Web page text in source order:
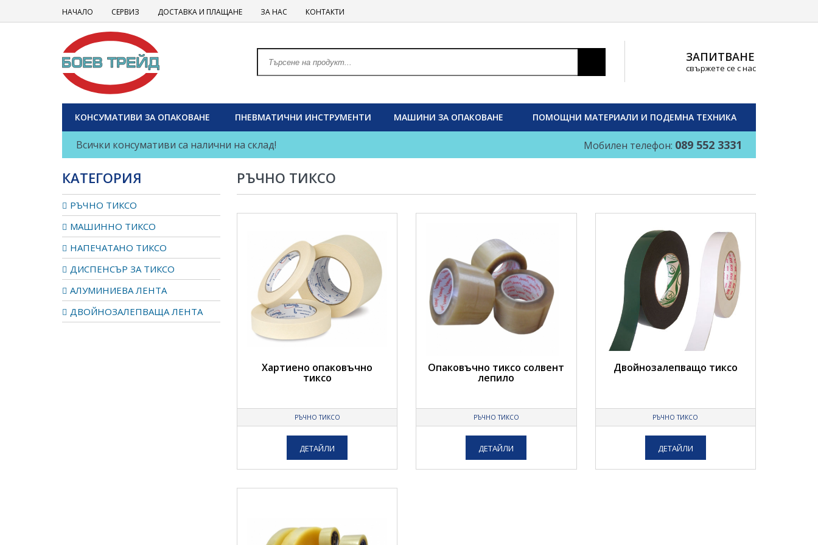
НАЧАЛО СЕРВИЗ ДОСТАВКА И ПЛАЩАНЕ ЗА НАС КОНТАКТИ
ЗАПИТВАНЕ
свържете се с нас
КОНСУМАТИВИ ЗА ОПАКОВАНЕ ПНЕВМАТИЧНИ ИНСТРУМЕНТИ МАШИНИ ЗА ОПАКОВАНЕ ПОМОЩНИ МАТЕРИАЛИ И ПОДЕМНА ТЕХНИКА
Всички консумативи са налични на склад! Мобилен телефон: 089 552 3331
РЪЧНО ТИКСО
Хартиено опаковъчно
тиксо
РЪЧНО ТИКСО
ДЕТАЙЛИ
Опаковъчно тиксо солвент
лепило
РЪЧНО ТИКСО
ДЕТАЙЛИ
Двойнозалепващо тиксо
РЪЧНО ТИКСО
ДЕТАЙЛИ
КАТЕГОРИЯ
РЪЧНО ТИКСО
МАШИННО ТИКСО
НАПЕЧАТАНО ТИКСО
ДИСПЕНСЪР ЗА ТИКСО
АЛУМИНИЕВА ЛЕНТА
ДВОЙНОЗАЛЕПВАЩА ЛЕНТА